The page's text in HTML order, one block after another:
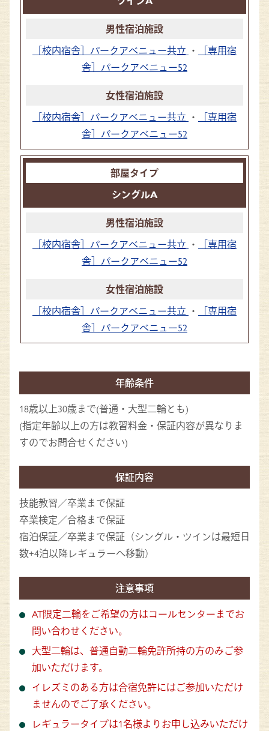
［校内宿舎］パークアベニュー共立 ・
［専用宿
舎］パークアベニュー52
［校内宿舎］パークアベニュー共立 ・
［専用宿
舎］パークアベニュー52
シングルA
［校内宿舎］パークアベニュー共立 ・
［専用宿
舎］パークアベニュー52
［校内宿舎］パークアベニュー共立 ・
［専用宿
舎］パークアベニュー52
年齢条件
18歳以上30歳まで(普通・大型二輪とも)
(指定年齢以上の方は教習料金・保証内容が異なりま
すのでお問合せください)
保証内容
技能教習／卒業まで保証
卒業検定／合格まで保証
宿泊保証／卒業まで保証（シングル・ツインは最短日
数+4泊以降レギュラーへ移動）
注意事項
AT限定二輪をご希望の方はコールセンターまでお
問い合わせください。
大型二輪は、普通自動二輪免許所持の方のみご参
加いただけます。
イレズミのある方は合宿免許にはご参加いただけ
ませんのでご了承ください。
レギュラータイプは1名様よりお申し込みいただけ